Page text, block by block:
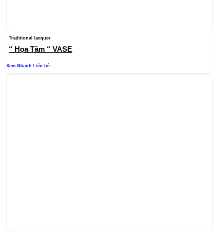
Traditional lacquer
“ Họa Tâm “ VASE
Xem Nhanh Liên hệ